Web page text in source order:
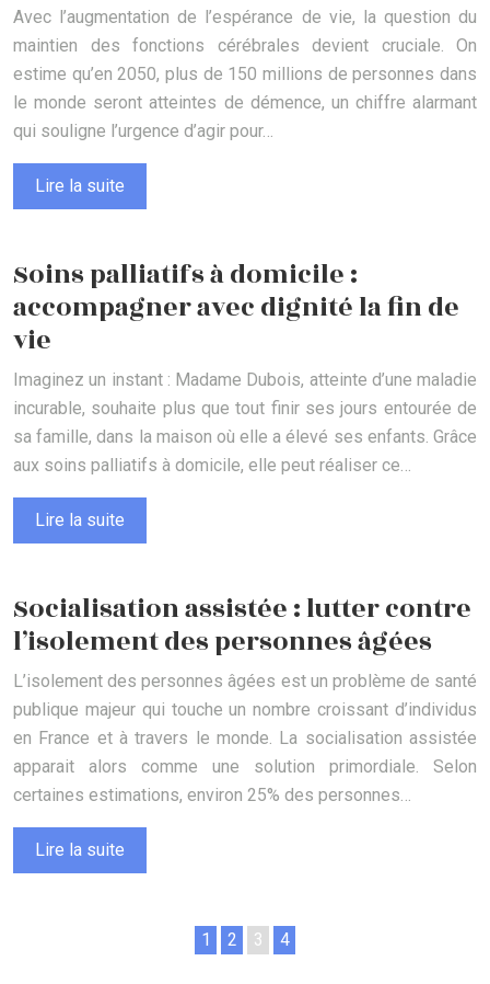
Avec l’augmentation de l’espérance de vie, la question du
maintien des fonctions cérébrales devient cruciale. On
estime qu’en 2050, plus de 150 millions de personnes dans
le monde seront atteintes de démence, un chiffre alarmant
qui souligne l’urgence d’agir pour…
Lire la suite
Soins palliatifs à domicile :
accompagner avec dignité la fin de
vie
Imaginez un instant : Madame Dubois, atteinte d’une maladie
incurable, souhaite plus que tout finir ses jours entourée de
sa famille, dans la maison où elle a élevé ses enfants. Grâce
aux soins palliatifs à domicile, elle peut réaliser ce…
Lire la suite
Socialisation assistée : lutter contre
l’isolement des personnes âgées
L’isolement des personnes âgées est un problème de santé
publique majeur qui touche un nombre croissant d’individus
en France et à travers le monde. La socialisation assistée
apparait alors comme une solution primordiale. Selon
certaines estimations, environ 25% des personnes…
Lire la suite
1 2 3 4